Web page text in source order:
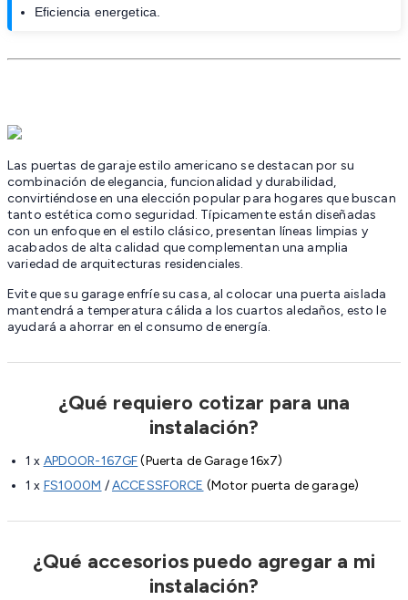
Eficiencia energetica.
Las puertas de garaje estilo americano se destacan por su
combinación de elegancia, funcionalidad y durabilidad,
convirtiéndose en una elección popular para hogares que buscan
tanto estética como seguridad. Típicamente están diseñadas
con un enfoque en el estilo clásico, presentan líneas limpias y
acabados de alta calidad que complementan una amplia
variedad de arquitecturas residenciales.
Evite que su garage enfríe su casa, al colocar una puerta aislada
mantendrá a temperatura cálida a los cuartos aledaños, esto le
ayudará a ahorrar en el consumo de energía.
¿Qué requiero cotizar para una
instalación?
1 x APDOOR-167GF(Puerta de Garage 16x7)
1 x FS1000M /ACCESSFORCE (Motor puerta de garage)
¿Qué accesorios puedo agregar a mi
instalación?